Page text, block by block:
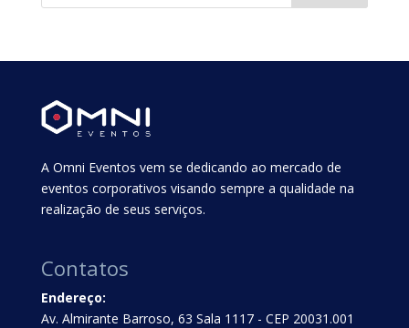
A Omni Eventos vem se dedicando ao mercado de
eventos corporativos visando sempre a qualidade na
realização de seus serviços.
Contatos
Endereço:
Av. Almirante Barroso, 63 Sala 1117 - CEP 20031.001